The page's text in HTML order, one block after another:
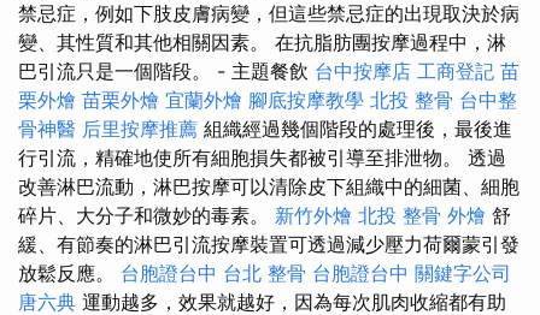
禁忌症，例如下肢皮膚病變，但這些禁忌症的出現取決於病
變、其性質和其他相關因素。 在抗脂肪團按摩過程中，淋
巴引流只是一個階段。 - 主題餐飲 台中按摩店 工商登記 苗
栗外燴 苗栗外燴 宜蘭外燴 腳底按摩教學 北投 整骨 台中整
骨神醫 后里按摩推薦 組織經過幾個階段的處理後，最後進
行引流，精確地使所有細胞損失都被引導至排泄物。 透過
改善淋巴流動，淋巴按摩可以清除皮下組織中的細菌、細胞
碎片、大分子和微妙的毒素。 新竹外燴 北投 整骨 外燴 舒
緩、有節奏的淋巴引流按摩裝置可透過減少壓力荷爾蒙引發
放鬆反應。 台胞證台中 台北 整骨 台胞證台中 關鍵字公司
唐六典 運動越多，效果就越好，因為每次肌肉收縮都有助